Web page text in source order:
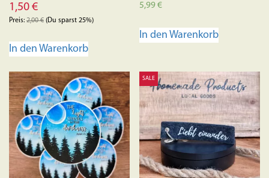
1,50 €
Preis: 2,00€ (Du sparst 25%)
In den Warenkorb
5,99€
In den Warenkorb
SALE